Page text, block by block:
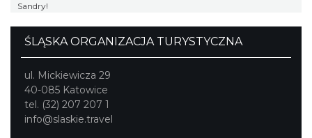
Sandry!
ŚLĄSKA ORGANIZACJA TURYSTYCZNA
ul. Mickiewicza 29
40-085 Katowice
tel. (32) 207 207 1
info@slaskie.travel